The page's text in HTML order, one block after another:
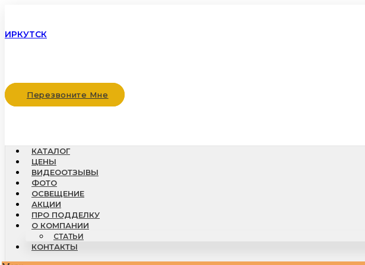
ИРКУТСК
Перезвоните Мне
КАТАЛОГ
ЦЕНЫ
ВИДЕООТЗЫВЫ
ФОТО
ОСВЕЩЕНИЕ
АКЦИИ
ПРО ПОДДЕЛКУ
О КОМПАНИИ
СТАТЬИ
КОНТАКТЫ